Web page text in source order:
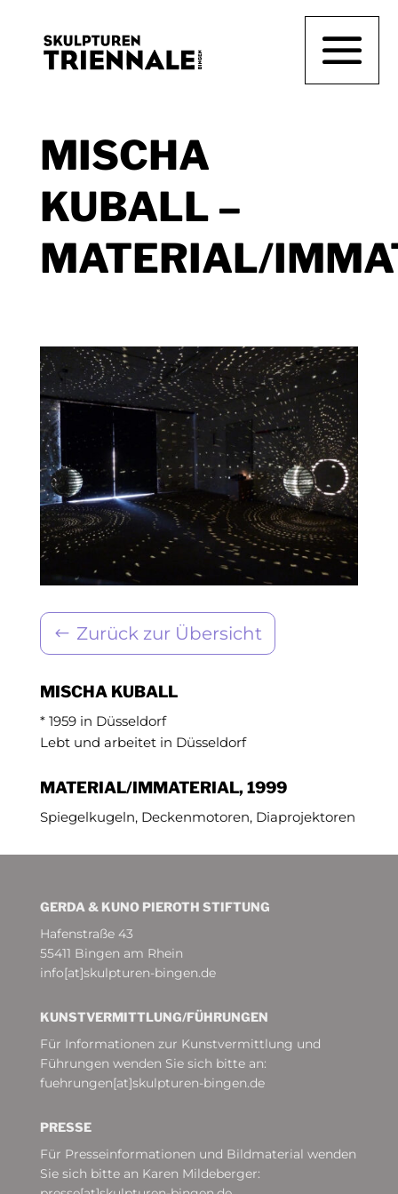
MISCHA
KUBALL –
MATERIAL/
Zurück zur Übersicht
MISCHA KUBALL
* 1959 in Düsseldorf
Lebt und arbeitet in Düsseldorf
MATERIAL/IMMATERIAL, 1999
Spiegelkugeln, Deckenmotoren, Diaprojektoren
GERDA & KUNO PIEROTH STIFTUNG
Hafenstraße 43
55411 Bingen am Rhein
info[at]skulpturen-bingen.de
KUNSTVERMITTLUNG/­FÜHRUNGEN
Für Informationen zur Kunstvermittlung und
Führungen wenden Sie sich bitte an:
fuehrungen[at]skulpturen-bingen.de
PRESSE
Für Presseinformationen und Bildmaterial wenden
Sie sich bitte an Karen Mildeberger: